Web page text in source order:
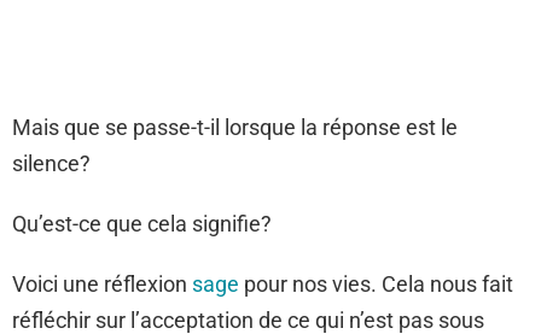
Mais que se passe-t-il lorsque la réponse est le
silence?
Qu’est-ce que cela signifie?
Voici une réflexion sage pour nos vies. Cela nous fait
réfléchir sur l’acceptation de ce qui n’est pas sous